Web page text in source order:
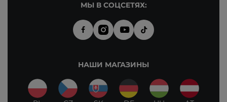
МЫ В СОЦСЕТЯХ:
НАШИ МАГАЗИНЫ